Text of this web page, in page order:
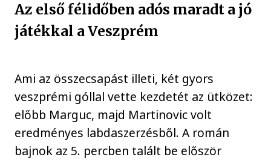
Az első félidőben adós maradt a jó
játékkal a Veszprém
Ami az összecsapást illeti, két gyors
veszprémi góllal vette kezdetét az ütközet:
előbb Marguc, majd Martinovic volt
eredményes labdaszerzésből. A román
bajnok az 5. percben talált be először